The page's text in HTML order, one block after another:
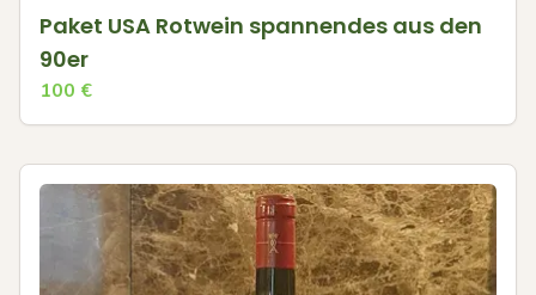
Paket USA Rotwein spannendes aus den
90er
100 €